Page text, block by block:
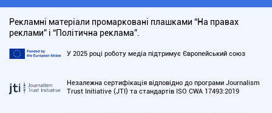
Рекламні матеріали промарковані плашками “На правах
реклами” і “Політична реклама”.
У 2025 році роботу медіа підтримує Європейський союз
Незалежна сертифікація відповідно до програми Journalism
Trust Initiative (JTI) та стандартів ISO CWA 17493:2019